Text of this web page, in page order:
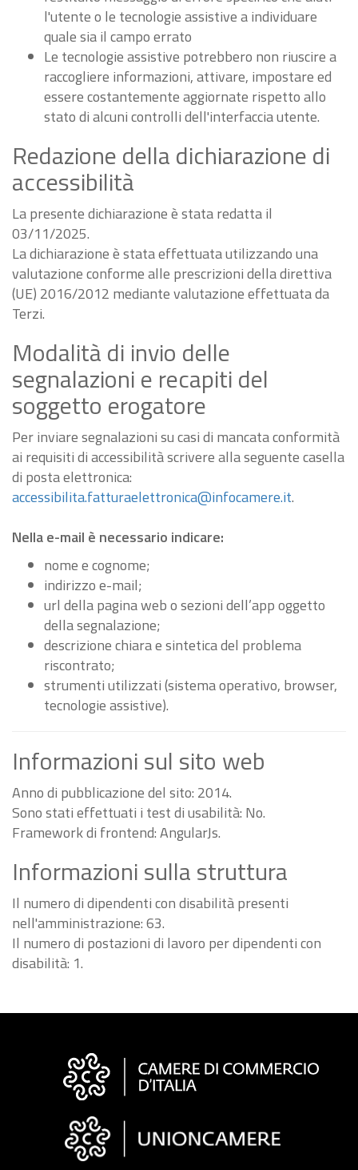
l'utente o le tecnologie assistive a individuare
quale sia il campo errato
Le tecnologie assistive potrebbero non riuscire a
raccogliere informazioni, attivare, impostare ed
essere costantemente aggiornate rispetto allo
stato di alcuni controlli dell'interfaccia utente.
Redazione della dichiarazione di
accessibilità
La presente dichiarazione è stata redatta il
03/11/2025.
La dichiarazione è stata effettuata utilizzando una
valutazione conforme alle prescrizioni della direttiva
(UE) 2016/2012 mediante valutazione effettuata da
Terzi.
Modalità di invio delle
segnalazioni e recapiti del
soggetto erogatore
Per inviare segnalazioni su casi di mancata conformità
ai requisiti di accessibilità scrivere alla seguente casella
di posta elettronica:
accessibilita.fatturaelettronica@infocamere.it.
Nella e-mail è necessario indicare:
nome e cognome;
indirizzo e-mail;
url della pagina web o sezioni dell’app oggetto
della segnalazione;
descrizione chiara e sintetica del problema
riscontrato;
strumenti utilizzati (sistema operativo, browser,
tecnologie assistive).
Informazioni sul sito web
Anno di pubblicazione del sito: 2014.
Sono stati effettuati i test di usabilità: No.
Framework di frontend: AngularJs.
Informazioni sulla struttura
Il numero di dipendenti con disabilità presenti
nell'amministrazione: 63.
Il numero di postazioni di lavoro per dipendenti con
disabilità: 1.
Informazioni
"Fattura